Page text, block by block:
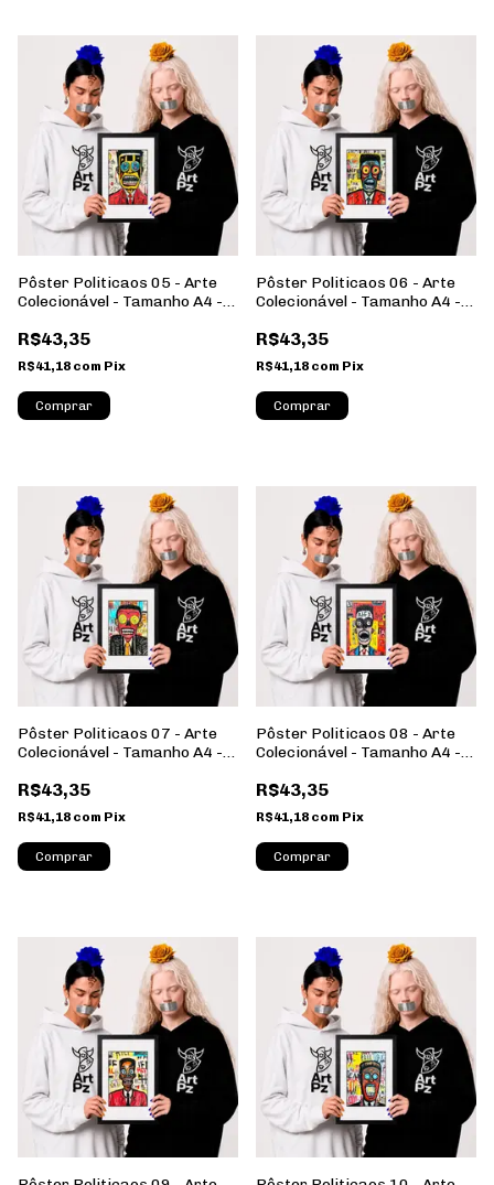
Pôster Politicaos 05 - Arte
Colecionável - Tamanho A4 -
Retrato
R$43,35
R$41,18 com Pix
Comprar
Pôster Politicaos 06 - Arte
Colecionável - Tamanho A4 -
Retrato
R$43,35
R$41,18 com Pix
Comprar
Pôster Politicaos 07 - Arte
Colecionável - Tamanho A4 -
Retrato
R$43,35
R$41,18 com Pix
Comprar
Pôster Politicaos 08 - Arte
Colecionável - Tamanho A4 -
Retrato
R$43,35
R$41,18 com Pix
Comprar